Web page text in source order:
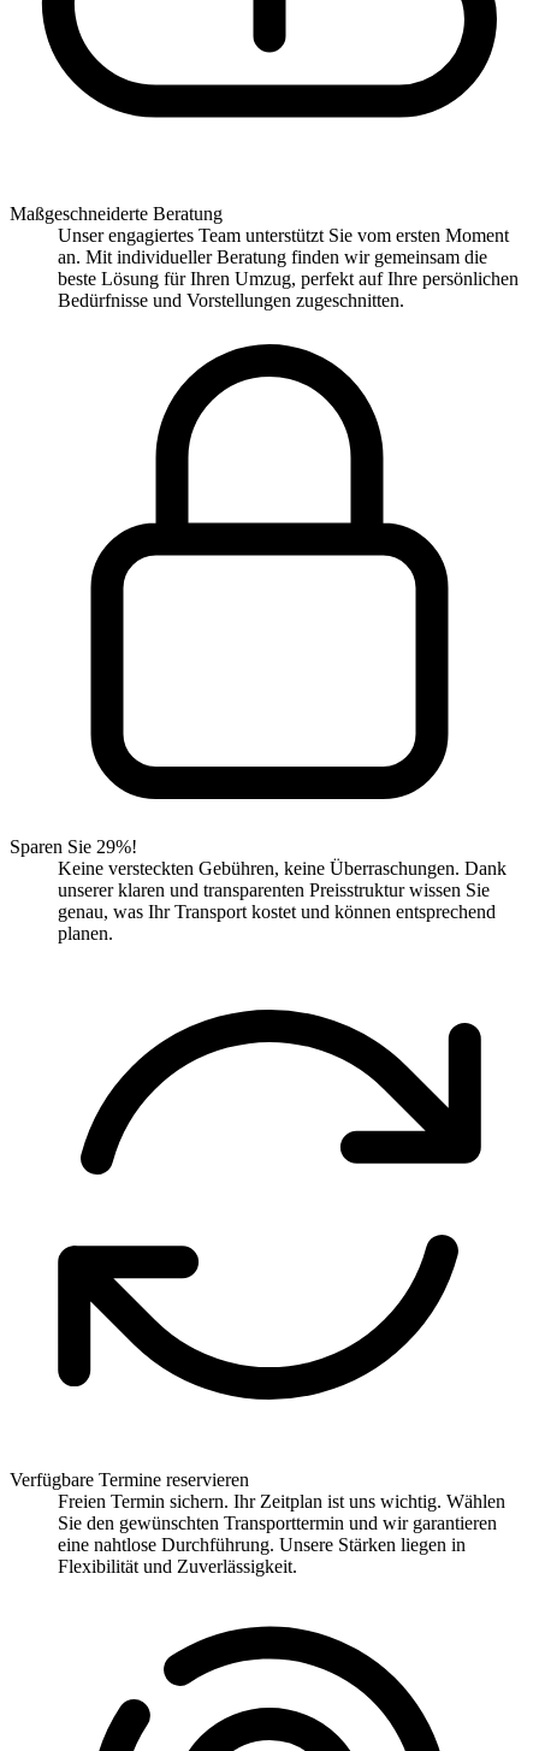
Maßgeschneiderte Beratung
Unser engagiertes Team unterstützt Sie vom ersten Moment
an. Mit individueller Beratung finden wir gemeinsam die
beste Lösung für Ihren Umzug, perfekt auf Ihre persönlichen
Bedürfnisse und Vorstellungen zugeschnitten.
Sparen Sie 29%!
Keine versteckten Gebühren, keine Überraschungen. Dank
unserer klaren und transparenten Preisstruktur wissen Sie
genau, was Ihr Transport kostet und können entsprechend
planen.
Verfügbare Termine reservieren
Freien Termin sichern. Ihr Zeitplan ist uns wichtig. Wählen
Sie den gewünschten Transporttermin und wir garantieren
eine nahtlose Durchführung. Unsere Stärken liegen in
Flexibilität und Zuverlässigkeit.